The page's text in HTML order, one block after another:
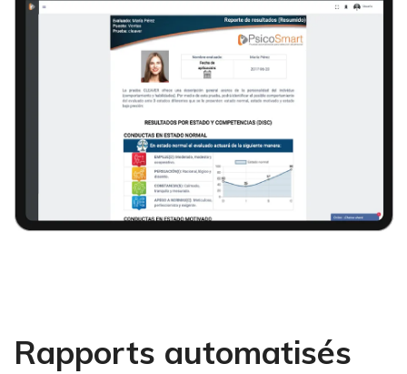
Rapports automatisés